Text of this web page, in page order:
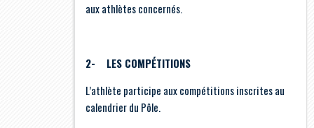
aux athlètes concernés.
2- LES COMPÉTITIONS
L’athlète participe aux compétitions inscrites au
calendrier du Pôle.